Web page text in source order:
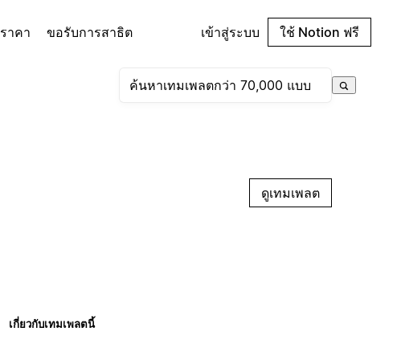
ราคา ขอรับการสาธิต เข้าสู่ระบบ ใช้ Notion ฟรี
ดูเทมเพลต
เกี่ยวกับเทมเพลตนี้